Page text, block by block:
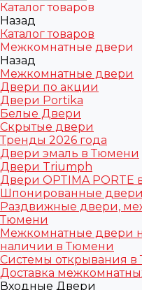
Каталог товаров
Назад
Каталог товаров
Межкомнатные двери
Назад
Межкомнатные двери
Двери по акции
Двери Portika
Белые Двери
Скрытые двери
Тренды 2026 года
Двери эмаль в Тюмени
Двери Triumph
Двери OPTIMA
Шпонированные
Раздвижные двери,
Тюмени
Межкомнатные двери
наличии в Тюмени
Системы открывания
Доставка
Входные Двери